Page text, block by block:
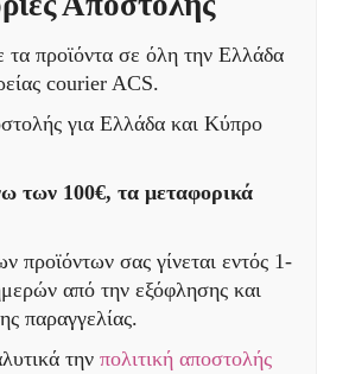
προϊόντα σε όλη την Ελλάδα
courier ACS.
για Ελλάδα και Κύπρο
των 100€, τα μεταφορικά
προϊόντων σας γίνεται εντός 1-
από την εξόφλησης και
παραγγελίας.
την πολιτική αποστολής